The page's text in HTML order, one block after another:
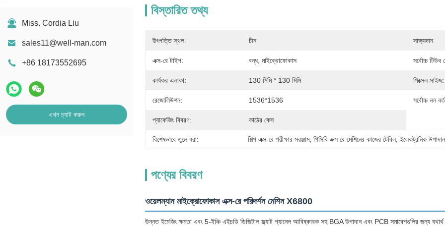
Miss. Cordia Liu
sales11@well-man.com
+86 18173552695
এখন চ্যাট করুন
বিস্তারিত তথ্য
উৎপত্তি স্থল: চীন সাক্ষ্যদান:
এক্স-রে টাইপ: বন্ধ, মাইক্রোফোকাস সর্বোচ্চ টিউব
কার্যকর এলাকা: 130 মিমি * 130 মিমি পিক্সেল সাইজ:
রেজোলিউশন: 1536*1536 সর্বোচ্চ নল
প্যাকেজিং বিবরণ: কাঠের কেস
বিশেষভাবে তুলে ধরা: শিল্প এক্স-রে পরীক্ষার সরঞ্জাম, পিসিবি এক্স রে মেশিনের কাজের টেবিল , ইলেকট্রনিক
পণ্যের বিবরণ
ওয়েলম্যান মাইক্রোফোকাস এক্স-রে পরিদর্শন মেশিন X6800
উন্নত ইমেজিং ক্ষমতা এবং 5-ইঞ্চি এইচডি ডিজিটাল ফ্ল্যাট প্যানেল আবিষ্কারক সহ BGA উপাদান এবং PCB সমাবেশগুলির জন্য যথার্থ